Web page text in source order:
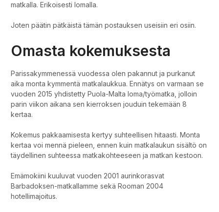
matkalla. Erikoisesti lomalla.
Joten päätin pätkäistä tämän postauksen useisiin eri osiin.
Omasta kokemuksesta
Parissakymmenessä vuodessa olen pakannut ja purkanut
aika monta kymmentä matkalaukkua. Ennätys on varmaan se
vuoden 2015 yhdistetty Puola-Malta loma/työmatka, jolloin
parin viikon aikana sen kierroksen jouduin tekemään 8
kertaa.
Kokemus pakkaamisesta kertyy suhteellisen hitaasti. Monta
kertaa voi mennä pieleen, ennen kuin matkalaukun sisältö on
täydellinen suhteessa matkakohteeseen ja matkan kestoon.
Emämokiini kuuluvat vuoden 2001 aurinkorasvat
Barbadoksen-matkallamme sekä Rooman 2004
hotellimajoitus.